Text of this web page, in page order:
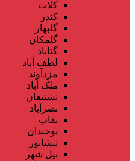
کلات
کندر
گلبهار
گلمکان
گناباد
لطف آباد
مزدآوند
ملک آباد
نشتیفان
نصرآباد
نقاب
نوخندان
نیشابور
نیل شهر